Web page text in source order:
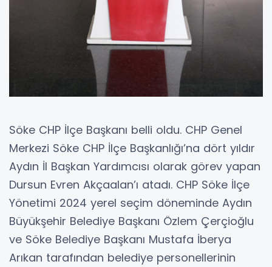
Söke CHP İlçe Başkanı belli oldu. CHP Genel
Merkezi Söke CHP İlçe Başkanlığı’na dört yıldır
Aydın İl Başkan Yardımcısı olarak görev yapan
Dursun Evren Akçaalan’ı atadı. CHP Söke İlçe
Yönetimi 2024 yerel seçim döneminde Aydın
Büyükşehir Belediye Başkanı Özlem Çerçioğlu
ve Söke Belediye Başkanı Mustafa İberya
Arıkan tarafından belediye personellerinin